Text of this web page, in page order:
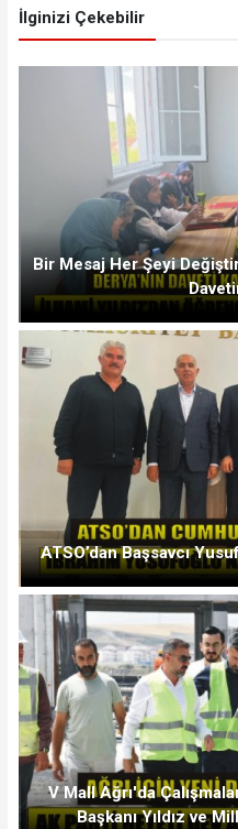
İlginizi Çekebilir
Bir Mesaj Her Şeyi
ATSO’dan Başsavcı
V Mall Ağrı'da
Başkanı Yıldız ve